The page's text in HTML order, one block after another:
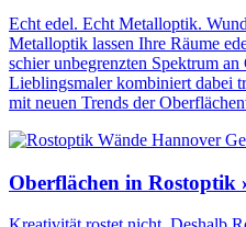
Echt edel. Echt Metalloptik.
Metalloptik lassen Ihre Räume
schier unbegrenzten Spektrum
Lieblingsmaler kombiniert dabei
mit neuen Trends der
Oberflächen in Rostoptik